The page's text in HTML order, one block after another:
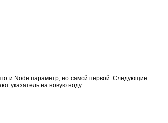
и Node параметр, но самой первой. Следующие
указатель на новую ноду.